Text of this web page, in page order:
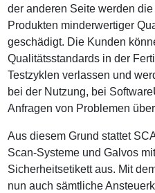
der anderen Seite werden
Produkten minderwertiger
geschädigt. Die Kunden
Qualitätsstandards in der
Testzyklen verlassen und
bei der Nutzung, bei
Anfragen von Problemen
Aus diesem Grund stattet
Scan-Systeme und Galvos
Sicherheitsetikett aus. Mit
nun auch sämtliche